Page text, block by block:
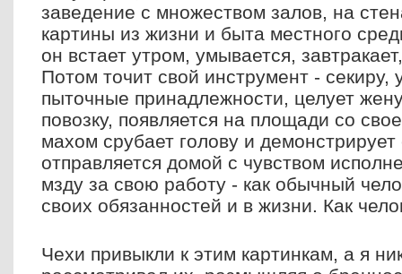
заведение с множеством залов, на
картины из жизни и быта местного
он встает утром, умывается,
Потом точит свой инструмент - секиру,
пыточные принадлежности, целует
повозку, появляется на площади со
махом срубает голову и
отправляется домой с чувством
мзду за свою работу - как обычный
своих обязанностей и в жизни. Как
Чехи привыкли к этим картинкам, а я